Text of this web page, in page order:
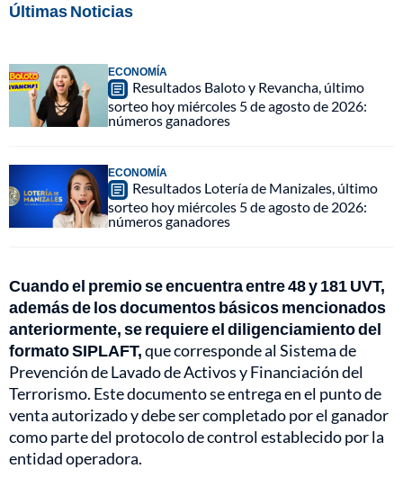
Últimas Noticias
ECONOMÍA
Resultados Baloto y Revancha, último
sorteo hoy miércoles 5 de agosto de 2026:
números ganadores
ECONOMÍA
Resultados Lotería de Manizales, último
sorteo hoy miércoles 5 de agosto de 2026:
números ganadores
Cuando el premio se encuentra entre 48 y 181 UVT,
además de los documentos básicos mencionados
anteriormente, se requiere el diligenciamiento del
formato SIPLAFT,que corresponde al Sistema de
Prevención de Lavado de Activos y Financiación del
Terrorismo. Este documento se entrega en el punto de
venta autorizado y debe ser completado por el ganador
como parte del protocolo de control establecido por la
entidad operadora.